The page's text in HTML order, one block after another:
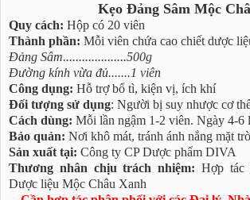
Kẹo Đảng Sâm Mộc
Quy cách: Hộp có 20 viên
Thành phần: Mỗi viên chứa cao chiết dược
Đảng Sâm....................500g
Đường kính vừa đủ.......1 viên
Công dụng: Hỗ trợ bổ tì, kiện vị, ích khí
Đối tượng sử dụng: Người bị suy nhược cơ
Cách dùng: Mỗi lần ngậm 1-2 viên. Ngày 4-6
Bảo quản: Nơi khô mát, tránh ánh nắng mặt
Sản xuất tại: Công ty CP Dược phẩm DIVA
Thương nhân chịu trách nhiệm: Hợp tác
Dược liệu Mộc Châu Xanh